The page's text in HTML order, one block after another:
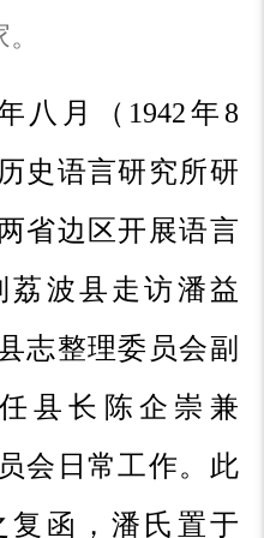
八月（1942年8
史语言研究所研
省边区开展语言
荔波县走访潘益
志整理委员会副
县长陈企崇兼
会日常工作。此
复函，潘氏置于